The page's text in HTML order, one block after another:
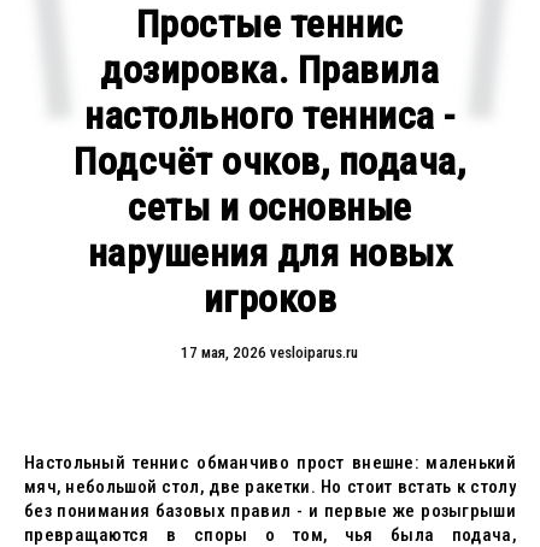
Простые теннис
дозировка. Правила
настольного тенниса -
Подсчёт очков, подача,
сеты и основные
нарушения для новых
игроков
17 мая, 2026 vesloiparus.ru
Настольный теннис обманчиво прост внешне: маленький
мяч, небольшой стол, две ракетки. Но стоит встать к столу
без понимания базовых правил - и первые же розыгрыши
превращаются в споры о том, чья была подача,